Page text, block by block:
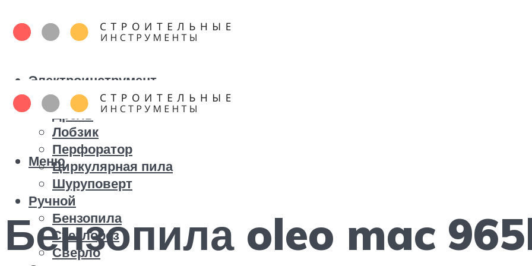
Электроинструмент
Болгарка
Дрель
Лобзик
Перфоратор
Циркулярная пила
Шуруповерт
Ручной
Бензопила
Стеклорез
Сверло
Меню
Бензопила oleo mac